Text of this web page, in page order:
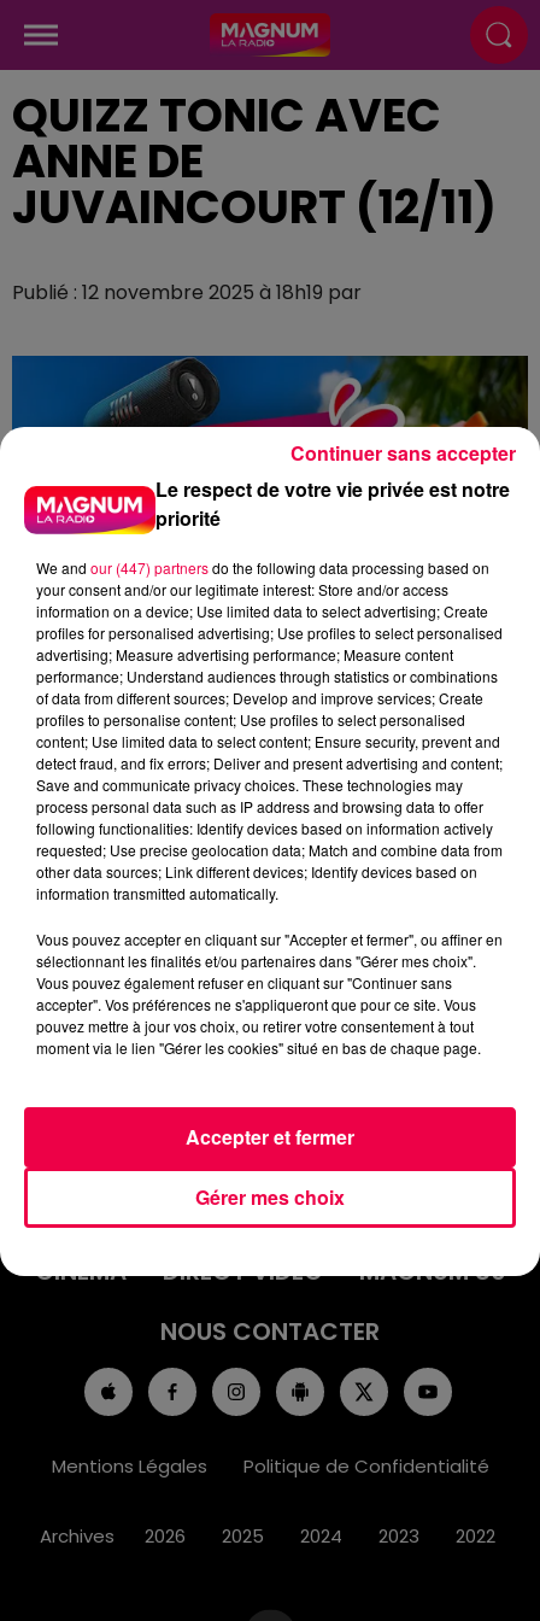
QUIZZ TONIC AVEC
ANNE DE
JUVAINCOURT (12/11)
Publié : 12 novembre 2025 à 18h19 par
podcasts/2025/11/20251112-TONIC.mp3
INFOS
EMISSIONS
JEUX
PODCASTS
CINÉMA
DIRECT VIDÉO
MAGNUM 80
NOUS CONTACTER
Mentions Légales Politique de Confidentialité
Archives 2026 2025 2024 2023 2022
Le respect de votre vie privée est notre
priorité
We and our (447) partnersdo the following data processing based on
your consent and/or our legitimate interest: Store and/or access
information on a device; Use limited data to select advertising; Create
profiles for personalised advertising; Use profiles to select personalised
advertising; Measure advertising performance; Measure content
performance; Understand audiences through statistics or combinations
of data from different sources; Develop and improve services; Create
profiles to personalise content; Use profiles to select personalised
content; Use limited data to select content; Ensure security, prevent and
detect fraud, and fix errors; Deliver and present advertising and content;
Save and communicate privacy choices. These technologies may
process personal data such as IP address and browsing data to offer
following functionalities: Identify devices based on information actively
requested; Use precise geolocation data; Match and combine data from
other data sources; Link different devices; Identify devices based on
information transmitted automatically.
Vous pouvez accepter en cliquant sur "Accepter et fermer", ou affiner en
sélectionnant les finalités et/ou partenaires dans "Gérer mes choix".
Vous pouvez également refuser en cliquant sur "Continuer sans
accepter". Vos préférences ne s'appliqueront que pour ce site. Vous
pouvez mettre à jour vos choix, ou retirer votre consentement à tout
moment via le lien "Gérer les cookies" situé en bas de chaque page.
Gérer mes choix
Accepter et fermer
Continuer sans accepter